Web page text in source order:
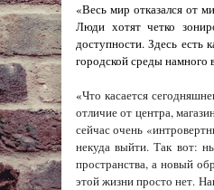
«Весь мир отказался от
Люди хотят четко
доступности. Здесь есть
городской среды намного
«Что касается
отличие от центра,
сейчас очень
некуда выйти. Так вот:
пространства, а новый
этой жизни просто нет.